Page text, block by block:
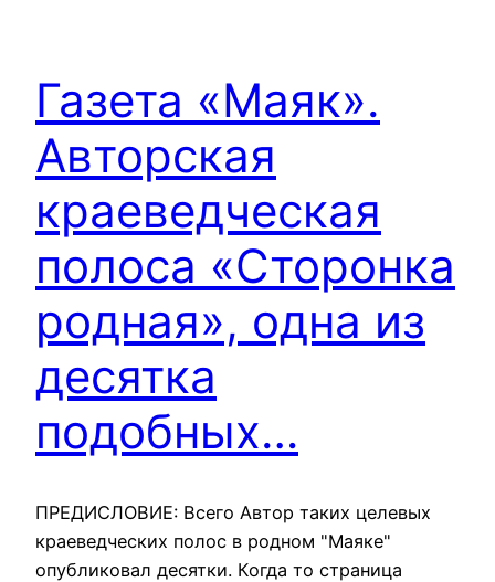
Газета «Маяк».
Авторская
краеведческая
полоса «Сторонка
родная», одна из
десятка
подобных…
ПРЕДИСЛОВИЕ: Всего Автор таких целевых
краеведческих полос в родном "Маяке"
опубликовал десятки. Когда то страница